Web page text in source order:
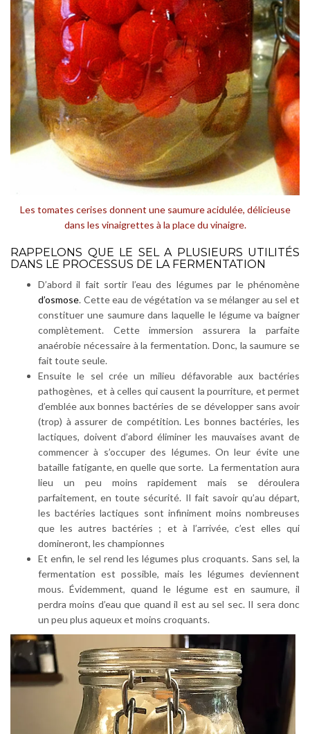
Les tomates cerises donnent une saumure acidulée, délicieuse
dans les vinaigrettes à la place du vinaigre.
RAPPELONS QUE LE SEL A PLUSIEURS UTILITÉS
DANS LE PROCESSUS DE LA FERMENTATION
D’abord il fait sortir l’eau des légumes par le phénomène
d’osmose. Cette eau de végétation va se mélanger au sel et
constituer une saumure dans laquelle le légume va baigner
complètement. Cette immersion assurera la parfaite
anaérobie nécessaire à la fermentation. Donc, la saumure se
fait toute seule.
Ensuite le sel crée un milieu défavorable aux bactéries
pathogènes, et à celles qui causent la pourriture, et permet
d’emblée aux bonnes bactéries de se développer sans avoir
(trop) à assurer de compétition. Les bonnes bactéries, les
lactiques, doivent d’abord éliminer les mauvaises avant de
commencer à s’occuper des légumes. On leur évite une
bataille fatigante, en quelle que sorte. La fermentation aura
lieu un peu moins rapidement mais se déroulera
parfaitement, en toute sécurité. Il fait savoir qu’au départ,
les bactéries lactiques sont infiniment moins nombreuses
que les autres bactéries ; et à l’arrivée, c’est elles qui
domineront, les championnes
Et enfin, le sel rend les légumes plus croquants. Sans sel, la
fermentation est possible, mais les légumes deviennent
mous. Évidemment, quand le légume est en saumure, il
perdra moins d’eau que quand il est au sel sec. Il sera donc
un peu plus aqueux et moins croquants.